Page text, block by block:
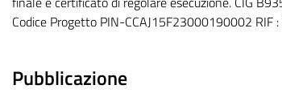
Codice Progetto PIN-CCAJ15F23000190002 RIF :
Pubblicazione